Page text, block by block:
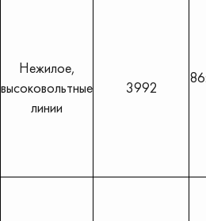
Нежилое,
высоковольтные
линии
3992